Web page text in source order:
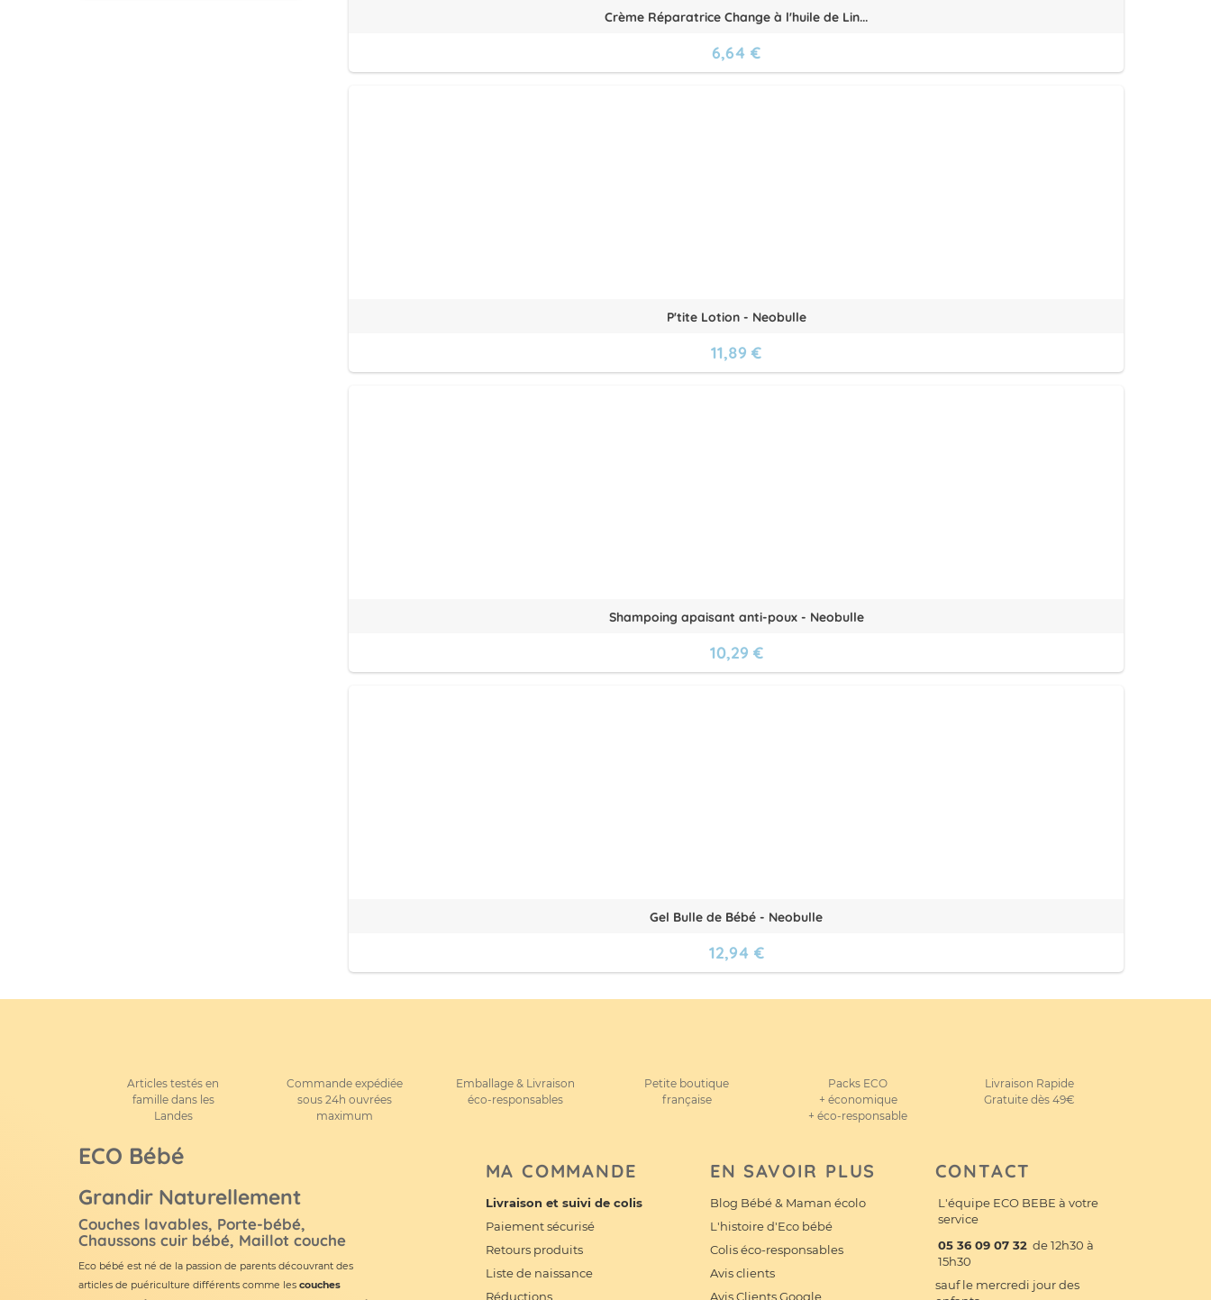
Crème Réparatrice Change à l'huile de Lin...
6,64 €
P'tite Lotion - Neobulle
11,89 €
Shampoing apaisant anti-poux - Neobulle
10,29 €
Gel Bulle de Bébé - Neobulle
12,94 €
Articles testés en
famille dans les
Landes
Commande expédiée
sous 24h ouvrées
maximum
Emballage & Livraison
éco-responsables
Petite boutique
française
Packs ECO
+ économique
+ éco-responsable
Livraison Rapide
Gratuite dès 49€
ECO Bébé
Grandir Naturellement
Couches lavables, Porte-bébé,
Chaussons cuir bébé, Maillot couche
Eco bébé est né de la passion de parents découvrant des
articles de puériculture différents comme les couches
MA COMMANDE
Livraison et suivi de colis
Paiement sécurisé
Retours produits
Liste de naissance
Réductions
EN SAVOIR PLUS
Blog Bébé & Maman écolo
L'histoire d'Eco bébé
Colis éco-responsables
Avis clients
Avis Clients Google
CONTACT
L'équipe ECO BEBE à votre
service
05 36 09 07 32de 12h30 à
15h30
sauf le mercredi jour des